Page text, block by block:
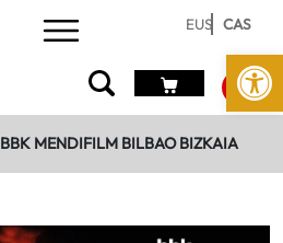
Abrir
EUS CAS
BBK MENDIFILM BILBAO BIZKAIA